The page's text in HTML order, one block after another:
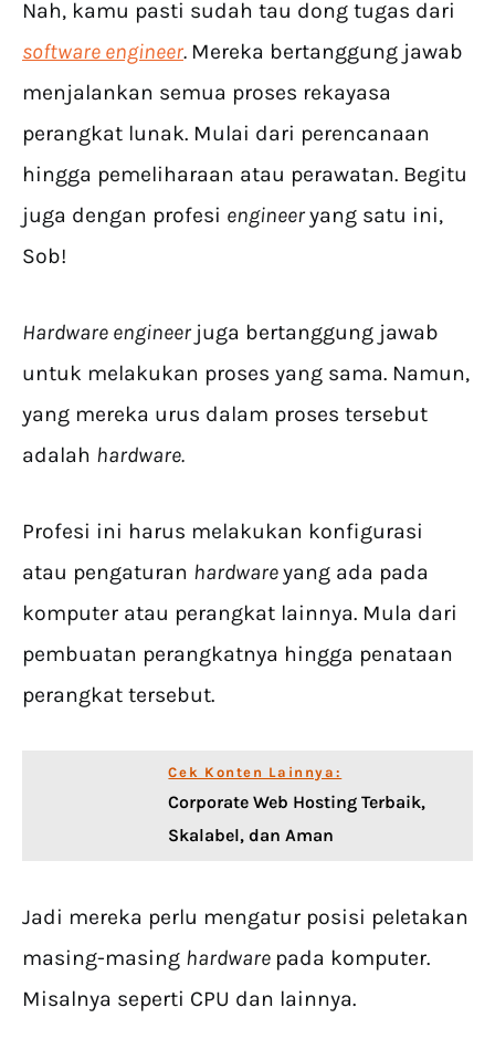
Nah, kamu pasti sudah tau dong tugas dari
software engineer. Mereka bertanggung jawab
menjalankan semua proses rekayasa
perangkat lunak. Mulai dari perencanaan
hingga pemeliharaan atau perawatan. Begitu
juga dengan profesi engineeryang satu ini,
Sob!
Hardware engineer juga bertanggung jawab
untuk melakukan proses yang sama. Namun,
yang mereka urus dalam proses tersebut
adalah hardware.
Profesi ini harus melakukan konfigurasi
atau pengaturan hardwareyang ada pada
komputer atau perangkat lainnya. Mula dari
pembuatan perangkatnya hingga penataan
perangkat tersebut.
Cek Konten Lainnya:
Corporate Web Hosting Terbaik,
Skalabel, dan Aman
Jadi mereka perlu mengatur posisi peletakan
masing-masing hardware pada komputer.
Misalnya seperti CPU dan lainnya.